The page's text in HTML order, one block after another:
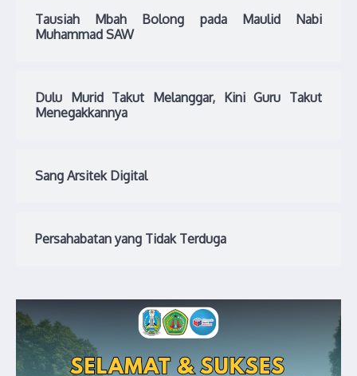
Tausiah Mbah Bolong pada Maulid Nabi
Muhammad SAW
Dulu Murid Takut Melanggar, Kini Guru Takut
Menegakkannya
Sang Arsitek Digital
Persahabatan yang Tidak Terduga